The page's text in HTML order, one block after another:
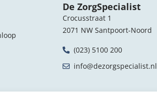
De ZorgSpecialist
Crocusstraat 1
2071 NW Santpoort-Noord
(023) 5100 200
info@dezorgspecialist.nl